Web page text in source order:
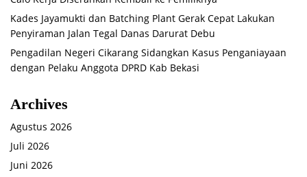
Kades Jayamukti dan Batching Plant Gerak Cepat Lakukan
Penyiraman Jalan Tegal Danas Darurat Debu
Pengadilan Negeri Cikarang Sidangkan Kasus Penganiayaan
dengan Pelaku Anggota DPRD Kab Bekasi
Archives
Agustus 2026
Juli 2026
Juni 2026